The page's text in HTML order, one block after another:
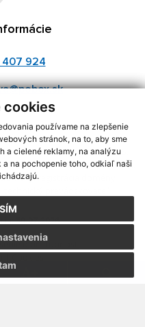
cookies
používame na zlepšenie
stránok, na to, aby sme
a cielené reklamy, na analýzu
na pochopenie toho, odkiaľ naši
407 924
informácií s využitím RSS
2,Mapa stránok,web portál
domény,registrácia domény
30.07.2026
o prístupnosti